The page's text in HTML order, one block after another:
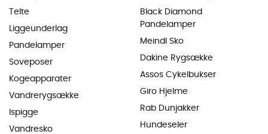
Telte
Liggeunderlag
Pandelamper
Soveposer
Kogeapparater
Vandrerygsække
Ispigge
Vandresko
Black Diamond
Pandelamper
Meindl Sko
Dakine Rygsække
Assos Cykelbukser
Giro Hjelme
Rab Dunjakker
Hundeseler